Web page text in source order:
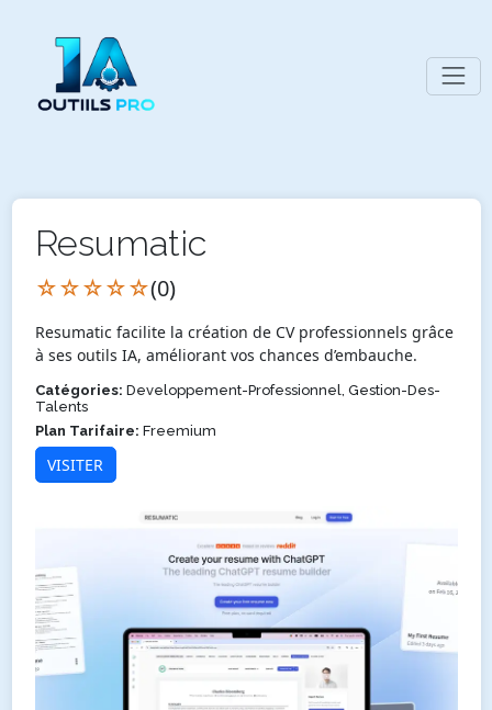
Resumatic
☆☆☆☆☆(0)
Resumatic facilite la création de CV professionnels grâce
à ses outils IA, améliorant vos chances d’embauche.
Catégories: Developpement-Professionnel, Gestion-Des-
Talents
Plan Tarifaire: Freemium
VISITER